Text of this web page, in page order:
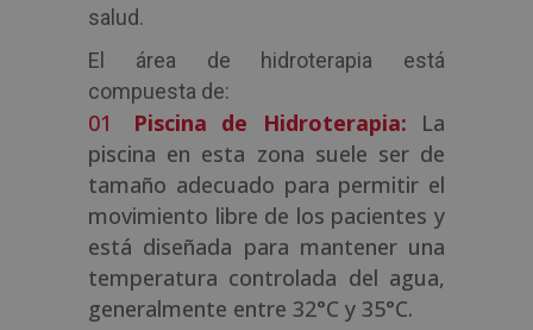
salud.
El área de hidroterapia está
compuesta de:
Piscina de Hidroterapia: La
piscina en esta zona suele ser de
tamaño adecuado para permitir el
movimiento libre de los pacientes y
está diseñada para mantener una
temperatura controlada del agua,
generalmente entre 32°C y 35°C.